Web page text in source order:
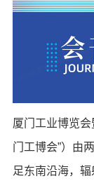
厦门工业博览
门工博会”）由
足东南沿海，